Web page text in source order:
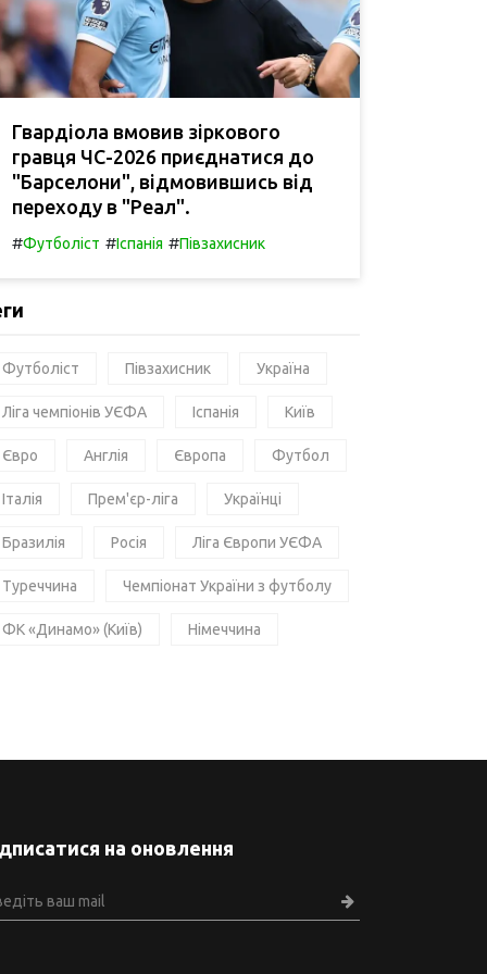
Гвардіола вмовив зіркового
гравця ЧС-2026 приєднатися до
"Барселони", відмовившись від
переходу в "Реал".
#Футболіст #Іспанія #Півзахисник
Футболіст Півзахисник Україна
Ліга чемпіонів УЄФА Іспанія Київ
Євро Англія Європа Футбол
Італія Прем'єр-ліга Українці
Бразилія Росія Ліга Європи УЄФА
Туреччина Чемпіонат України з футболу
ФК «Динамо» (Київ) Німеччина
на оновлення